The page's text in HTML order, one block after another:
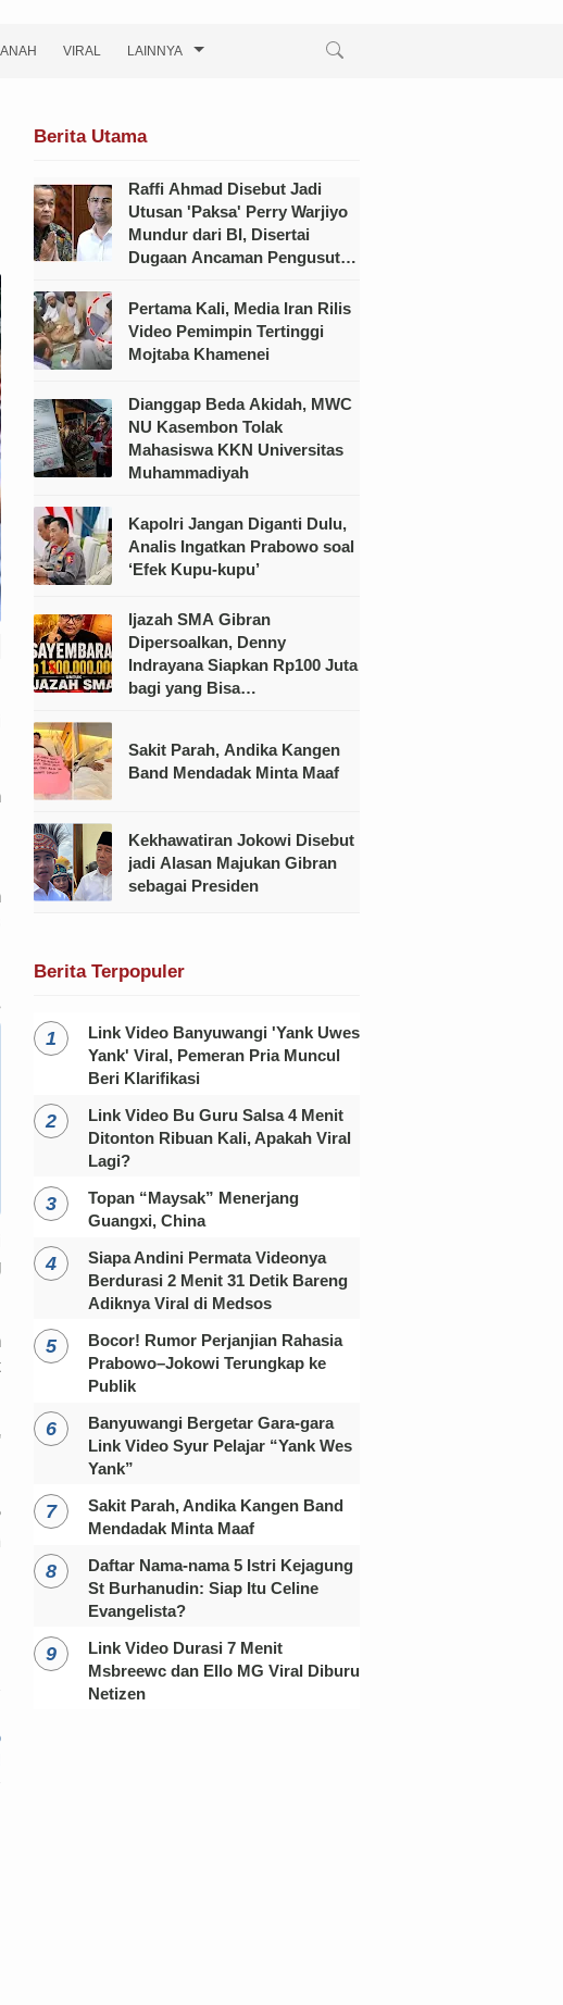
VIRAL LAINNYA
Berita Utama
Raffi Ahmad Disebut Jadi
Utusan 'Paksa' Perry Warjiyo
Mundur dari BI, Disertai
Dugaan Ancaman Pengusutan
Pertama Kali, Media Iran Rilis
Video Pemimpin Tertinggi
Mojtaba Khamenei
Dianggap Beda Akidah, MWC
NU Kasembon Tolak
Mahasiswa KKN Universitas
Muhammadiyah
Kapolri Jangan Diganti Dulu,
Analis Ingatkan Prabowo soal
‘Efek Kupu-kupu’
Ijazah SMA Gibran
Dipersoalkan, Denny
Indrayana Siapkan Rp100 Juta
bagi yang Bisa
Sakit Parah, Andika Kangen
Band Mendadak Minta Maaf
Kekhawatiran Jokowi Disebut
jadi Alasan Majukan Gibran
sebagai Presiden
Berita Terpopuler
Link Video Banyuwangi 'Yank Uwes
Yank' Viral, Pemeran Pria Muncul
Beri Klarifikasi
Link Video Bu Guru Salsa 4 Menit
Ditonton Ribuan Kali, Apakah Viral
Lagi?
Topan “Maysak” Menerjang
Guangxi, China
Siapa Andini Permata Videonya
Berdurasi 2 Menit 31 Detik Bareng
Adiknya Viral di Medsos
Bocor! Rumor Perjanjian Rahasia
Prabowo–Jokowi Terungkap ke
Publik
Banyuwangi Bergetar Gara-gara
Link Video Syur Pelajar “Yank Wes
Yank”
Sakit Parah, Andika Kangen Band
Mendadak Minta Maaf
Daftar Nama-nama 5 Istri Kejagung
St Burhanudin: Siap Itu Celine
Evangelista?
Link Video Durasi 7 Menit
Msbreewc dan Ello MG Viral Diburu
Netizen